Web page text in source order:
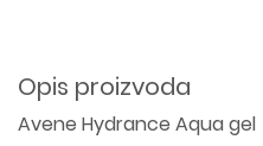
Opis proizvoda
Avene Hydrance Aqua gel